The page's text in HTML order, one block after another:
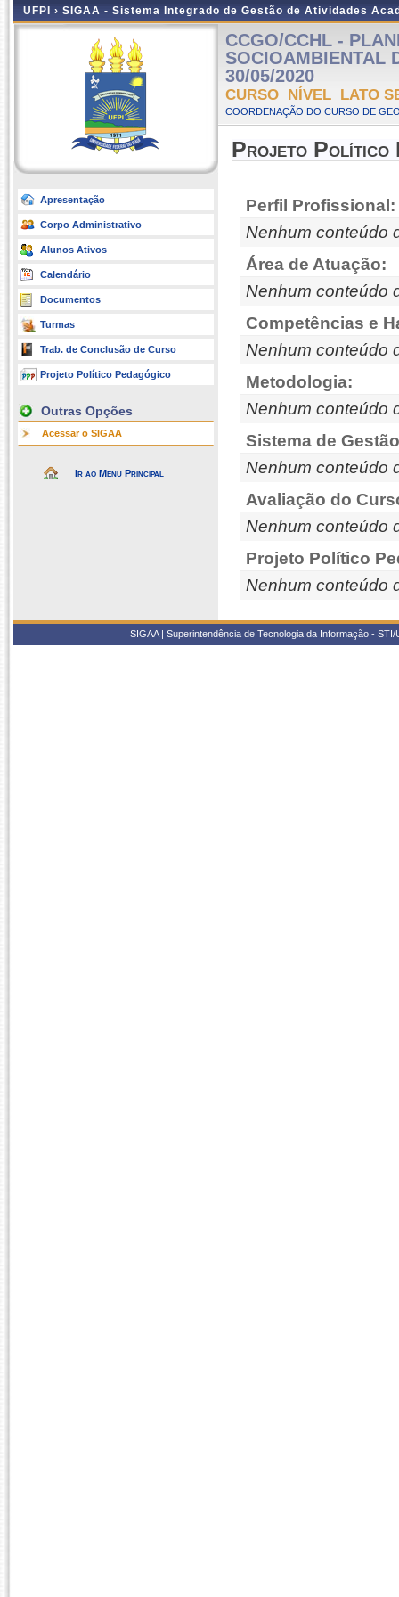
UFPI › SIGAA - Sistema Integrado de Gestão de Atividades
Apresentação
Corpo Administrativo
Alunos Ativos
Calendário
Documentos
Turmas
Trab. de Conclusão de Curso
Projeto Político Pedagógico
Outras Opções
Acessar o SIGAA
Ir ao Menu Principal
CCGO/CCHL -
SOCIOAMBIENTAL
30/05/2020
CURSO NÍVEL LATO
COORDENAÇÃO DO CURSO DE
Projeto Político
Perfil Profissional:
Nenhum conteúdo
Área de Atuação:
Nenhum conteúdo
Competências e
Nenhum conteúdo
Metodologia:
Nenhum conteúdo
Sistema de
Nenhum conteúdo
Avaliação do
Nenhum conteúdo
Projeto Político
Nenhum conteúdo
SIGAA | Superintendência de Tecnologia da Informação -